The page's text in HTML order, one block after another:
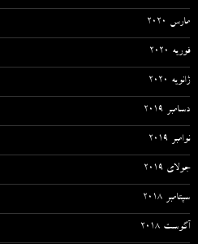
مارس 2020
فوریه 2020
ژانویه 2020
دسامبر 2019
نوامبر 2019
جولای 2019
سپتامبر 2018
آگوست 2018